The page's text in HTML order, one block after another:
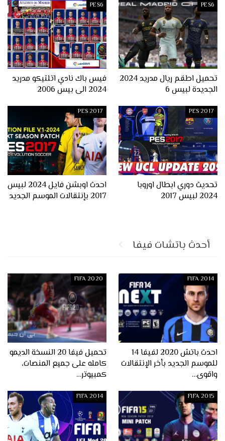
PES6
تحميل اطقم ريال مدريد 2024
الجديدة لبيس 6
PES6
فيس باك نادي اتلتيكو مدريد
2024 الى بيس 2006
PES 2017
تحديث دوري ابطال اوروبا
2024 لبيس 2017
PES 2017
احدث اوبشن فايل 2024 لبيس
2017 بإنتقالات الموسم الجديد
أحدث باتشات فيفا
FIFA 2014
احدث باتش 2020 لفيفا 14
للموسم الجديد بأخر الإنتقالات
واقوى…
FIFA 2020
تحميل فيفا 20 النسخة الديمو
كامله على جميع المنصات،
كمبيوتر…
FIFA 2015
FIFA 2014